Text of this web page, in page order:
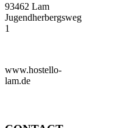
93462 Lam
Jugendherbergsweg
1
www.hostello-
lam.de